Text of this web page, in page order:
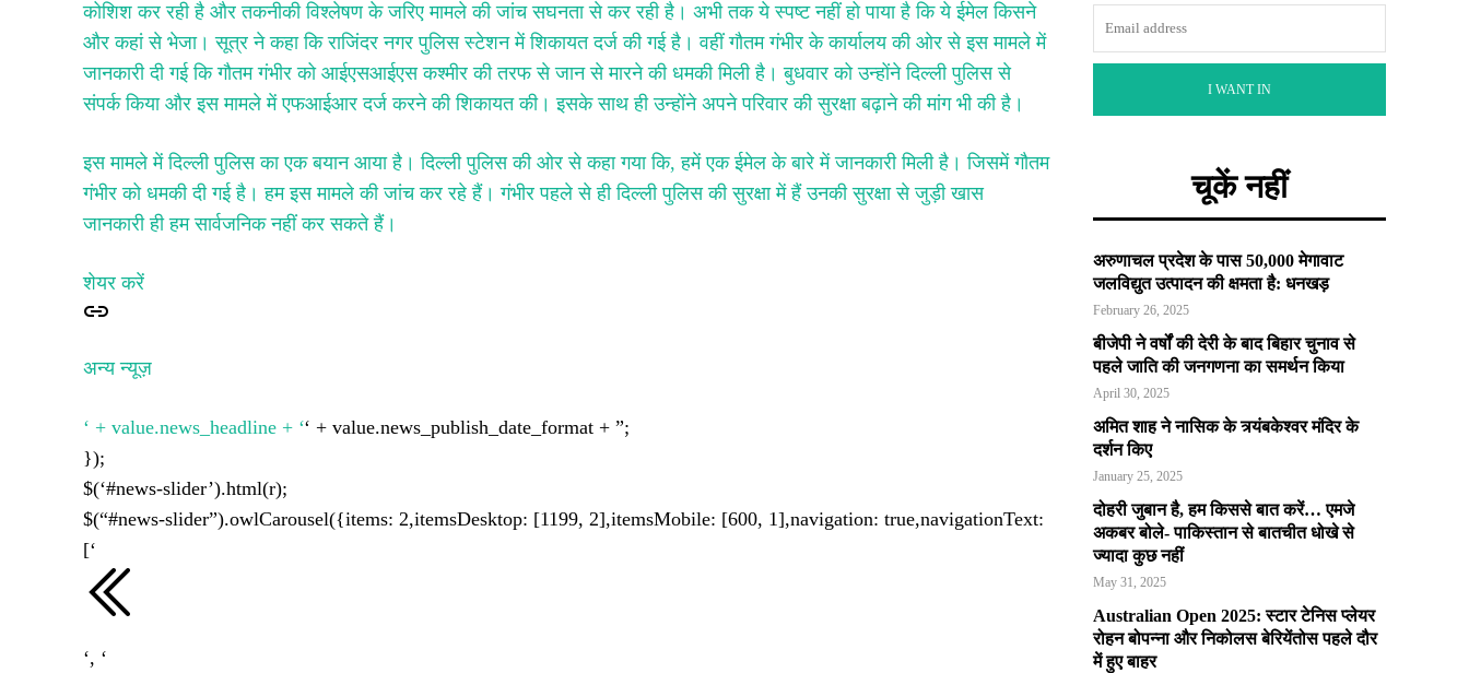
कोशिश कर रही है और तकनीकी विश्लेषण के जरिए मामले की जांच सघनता से कर रही है। अभी तक ये स्पष्ट नहीं हो पाया है कि ये ईमेल किसने
और कहां से भेजा। सूत्र ने कहा कि राजिंदर नगर पुलिस स्टेशन में शिकायत दर्ज की गई है। वहीं गौतम गंभीर के कार्यालय की ओर से इस मामले में
जानकारी दी गई कि गौतम गंभीर को आईएसआईएस कश्मीर की तरफ से जान से मारने की धमकी मिली है। बुधवार को उन्होंने दिल्ली पुलिस से
संपर्क किया और इस मामले में एफआईआर दर्ज करने की शिकायत की। इसके साथ ही उन्होंने अपने परिवार की सुरक्षा बढ़ाने की मांग भी की है।
इस मामले में दिल्ली पुलिस का एक बयान आया है। दिल्ली पुलिस की ओर से कहा गया कि, हमें एक ईमेल के बारे में जानकारी मिली है। जिसमें गौतम
गंभीर को धमकी दी गई है। हम इस मामले की जांच कर रहे हैं। गंभीर पहले से ही दिल्ली पुलिस की सुरक्षा में हैं उनकी सुरक्षा से जुड़ी खास
जानकारी ही हम सार्वजनिक नहीं कर सकते हैं।
शेयर करें
अन्य न्यूज़
‘ + value.news_headline + ‘‘ + value.news_publish_date_format + ”;
});
$(‘#news-slider’).html(r);
$(“#news-slider”).owlCarousel({items: 2,itemsDesktop: [1199, 2],itemsMobile: [600, 1],navigation: true,navigationText:
[‘
‘, ‘
I WANT IN
चूकें नहीं
अरुणाचल प्रदेश के पास 50,000 मेगावाट
जलविद्युत उत्पादन की क्षमता है: धनखड़
February 26, 2025
बीजेपी ने वर्षों की देरी के बाद बिहार चुनाव से
पहले जाति की जनगणना का समर्थन किया
April 30, 2025
अमित शाह ने नासिक के त्र्यंबकेश्वर मंदिर के
दर्शन किए
January 25, 2025
दोहरी जुबान है, हम किससे बात करें… एमजे
अकबर बोले- पाकिस्तान से बातचीत धोखे से
ज्यादा कुछ नहीं
May 31, 2025
Australian Open 2025: स्टार टेनिस प्लेयर
रोहन बोपन्ना और निकोलस बेरियेंतोस पहले दौर
में हुए बाहर